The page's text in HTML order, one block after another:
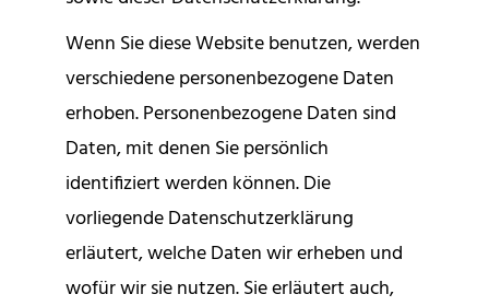
Wenn Sie diese Website benutzen, werden
verschiedene personenbezogene Daten
erhoben. Personenbezogene Daten sind
Daten, mit denen Sie persönlich
identifiziert werden können. Die
vorliegende Datenschutzerklärung
erläutert, welche Daten wir erheben und
wofür wir sie nutzen. Sie erläutert auch,